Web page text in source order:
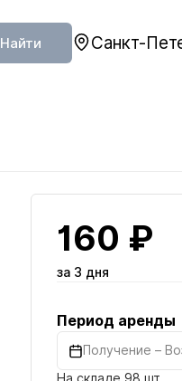
Найти Санкт-
160 ₽
за 3 дня
Период аренды